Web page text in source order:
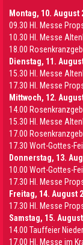
Montag, 10. August
09.30 Hl. Messe
10.30 Hl. Messe
18.00
Dienstag, 11.
15.30 Hl. Messe
17.30 Hl. Messe
Mittwoch, 12.
14.00
15.30 Hl. Messe
17.00
17.30 Wort-Gottes-
Donnerstag, 13.
10.00 Wort-Gottes-
17.30 Hl. Messe
Freitag, 14. August
17.30 Hl. Messe
Samstag, 15.
14.00 Tauffeier
17.00 Hl. Messe im